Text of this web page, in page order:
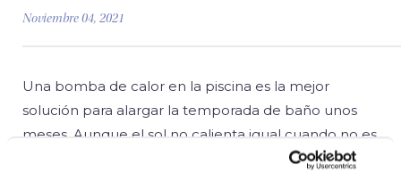
Noviembre 04, 2021
Una bomba de calor en la piscina es la mejor
solución para alargar la temporada de baño unos
meses. Aunque el sol no calienta igual cuando no es
verano, hay algunas regiones en las que todavía